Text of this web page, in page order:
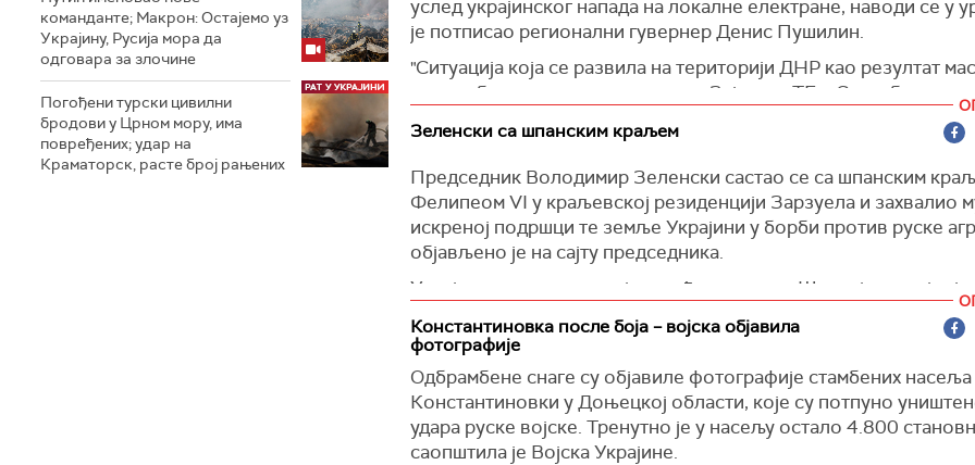
команданте; Макрон: Остајемо уз
Украјину, Русија мора да
одговара за злочине
Погођени турски цивилни
бродови у Црном мору, има
повређених; удар на
Краматорск, расте број рањених
престоницу.
(Танјуг)
услед украјинског напада на локалне електране, наводи се у
је потписао регионални гувернер Денис Пушилин.
"Ситуација која се развила на територији ДНР као резултат
напада беспилотних летелица на Зујевску ТЕ и
је резултирало уништењем постројења за производњу
енергије, проглашена је ванредном ситуацијом", наводи се у
уредби.
(Интерфакс)
Зеленски са шпанским краљем
Председник Володимир Зеленски састао се са шпанским
Фелипеом VI у краљевској резиденцији Зарзуела и захвалио
искреној подршци те земље Украјини у борби против руске
објављено је на сајту председника.
Украјински председник је такође захвалио Шпанији на војној
срдачном пријему Украјинаца који су нашли привремено
земљи.
Зеленски би требало да отпутује сутра у Турску.
(Укринформ)
Константиновка после боја – војска објавила
фотографије
Одбрамбене снаге су објавиле фотографије стамбених насеља
Константиновки у Доњецкој области, које су потпуно
удара руске војске. Тренутно је у насељу остало 4.800
саопштила је Војска Украјине.